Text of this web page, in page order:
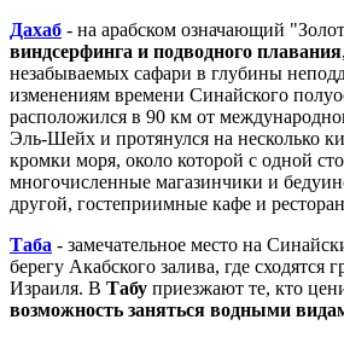
Дахаб - на арабском означающий
виндсерфинга и подводного плавания
незабываемых сафари в глубины
изменениям времени Синайского
расположился в 90 км от
Эль-Шейх и протянулся на несколько
кромки моря, около которой с одной
многочисленные магазинчики и
другой, гостеприимные кафе и
Таба - замечательное место на
берегу Акабского залива, где сходятся
Израиля. В Табу приезжают те, кто
возможность заняться водными